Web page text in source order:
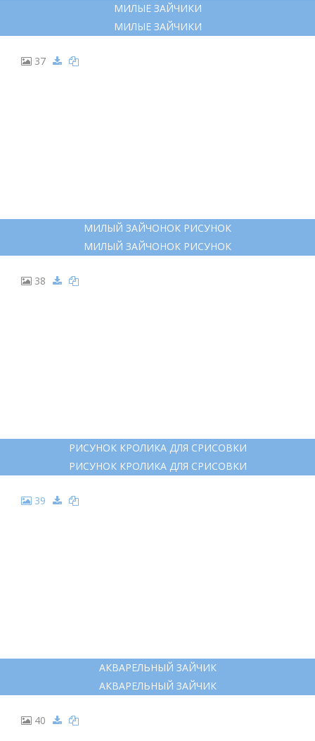
МИЛЫЕ ЗАЙЧИКИ
МИЛЫЕ ЗАЙЧИКИ
37
МИЛЫЙ ЗАЙЧОНОК РИСУНОК
МИЛЫЙ ЗАЙЧОНОК РИСУНОК
38
РИСУНОК КРОЛИКА ДЛЯ СРИСОВКИ
РИСУНОК КРОЛИКА ДЛЯ СРИСОВКИ
39
АКВАРЕЛЬНЫЙ ЗАЙЧИК
АКВАРЕЛЬНЫЙ ЗАЙЧИК
40